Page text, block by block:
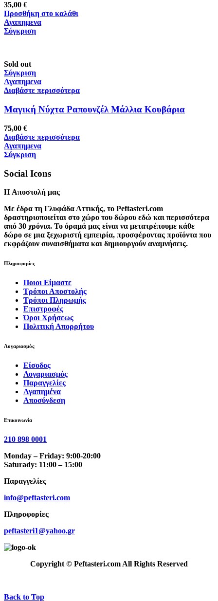
35,00 €
Προσθήκη στο καλάθι
Αγαπημενα
Σύγκριση
Sold out
Σύγκριση
Αγαπημενα
Διαβάστε περισσότερα
Μαγική Νύχτα Ραπουνζέλ Μάλλια Κουβάρια
75,00 €
Διαβάστε περισσότερα
Αγαπημενα
Σύγκριση
Social Icons
H Αποστολή μας
Με έδρα τη Γλυφάδα Αττικής, το Peftasteri.com
δραστηριοποιείται στο χώρο του δώρου εδώ και περισσότερα
από 30 χρόνια. Το όραμά μας είναι να μετατρέπουμε κάθε
δώρο σε μια ξεχωριστή εμπειρία, προσφέροντας προϊόντα που
εκφράζουν συναισθήματα και δημιουργούν αναμνήσεις.
Πληροφορίες
Ποιοι Είμαστε
Τρόποι Αποστολής
Τρόποι Πληρωμής
Επιστροφές
Όροι Χρήσεως
Πολιτική Απορρήτου
Λογαριασμός
Είσοδος
Λογαριασμός
Παραγγελίες
Αγαπημένα
Αποσύνδεση
Επικοινωνία
210 898 0001
Monday – Friday: 9:00-20:00
Saturady: 11:00 – 15:00
Παραγγελίες
info@peftasteri.com
Πληροφορίες
peftasteri1@yahoo.gr
Copyright © Peftasteri.com All Rights Reserved
Back to Top